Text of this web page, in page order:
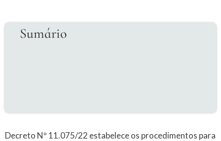
Sumário
Decreto Nº 11.075/22 estabelece os procedimentos para